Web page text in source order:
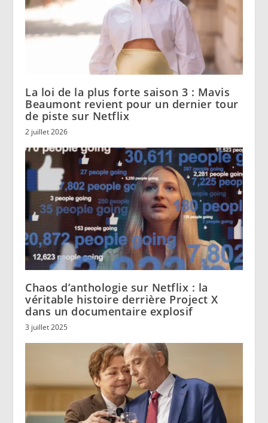
La loi de la plus forte saison 3 : Mavis
Beaumont revient pour un dernier tour
de piste sur Netflix
2 juillet 2026
Chaos d’anthologie sur Netflix : la
véritable histoire derrière Project X
dans un documentaire explosif
3 juillet 2025